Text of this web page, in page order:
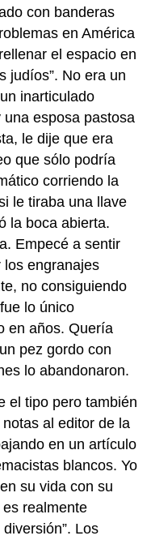
con banderas
en América
el espacio en
judíos”. No era un
inarticulado
esposa pastosa
le dije que era
que sólo podría
corriendo la
le tiraba una llave
la boca abierta.
Empecé a sentir
los engranajes
no consiguiendo
lo único
en años. Quería
pez gordo con
lo abandonaron.
el tipo pero también
al editor de la
en un artículo
blancos. Yo
su vida con su
realmente
Los